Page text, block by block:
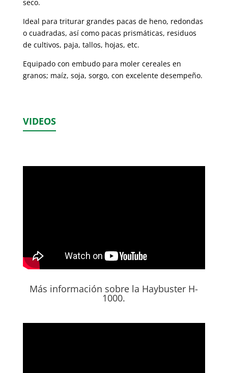
seco.
Ideal para triturar grandes pacas de heno, redondas
o cuadradas, así como pacas prismáticas, residuos
de cultivos, paja, tallos, hojas, etc.
Equipado con embudo para moler cereales en
granos; maíz, soja, sorgo, con excelente desempeño.
VIDEOS
Más información sobre la Haybuster H-
1000.